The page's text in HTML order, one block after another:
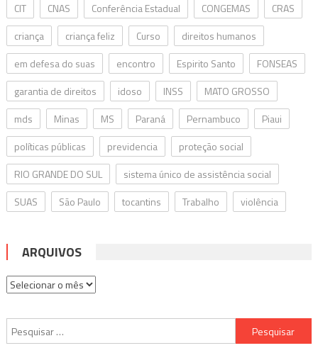
CIT
CNAS Conferência Estadual CONGEMAS
CRAS
criança
criança feliz Curso
direitos humanos
em defesa do suas
encontro Espirito Santo
FONSEAS
garantia de direitos
idoso INSS
MATO GROSSO
mds
Minas MS Paraná Pernambuco
Piaui
políticas públicas
previdencia
proteção social
RIO GRANDE DO SUL
sistema único de assistência social
SUAS
São Paulo tocantins Trabalho violência
ARQUIVOS
Arquivos
Pesquisar
por: